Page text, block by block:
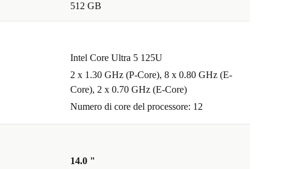
512 GB
Intel Core Ultra 5 125U
2 x 1.30 GHz (P-Core), 8 x 0.80 GHz (E-
Core), 2 x 0.70 GHz (E-Core)
Numero di core del processore: 12
14.0 "